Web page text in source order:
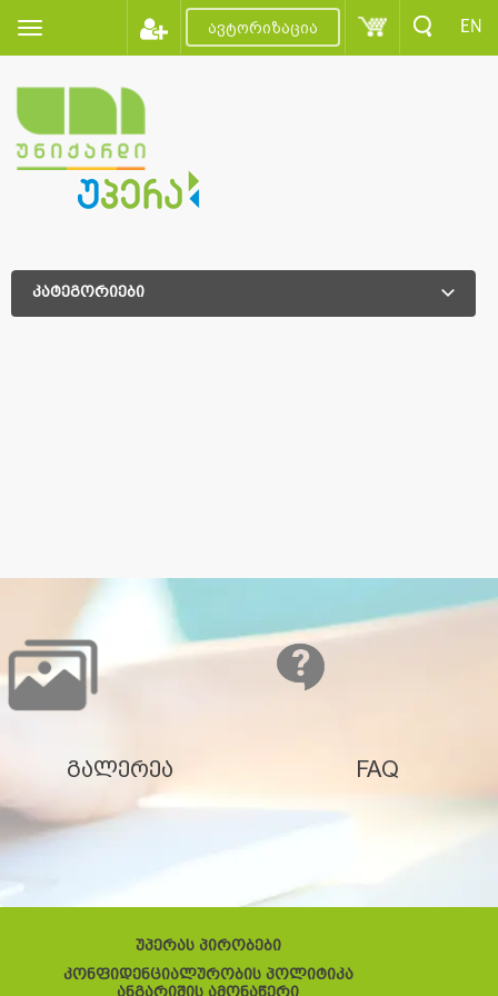
ავტორიზაცია EN
კატეგორიები
გალერეა FAQ
უპერას პირობები
კონფიდენციალურობის პოლიტიკა
ანგარიშის ამონაწერი